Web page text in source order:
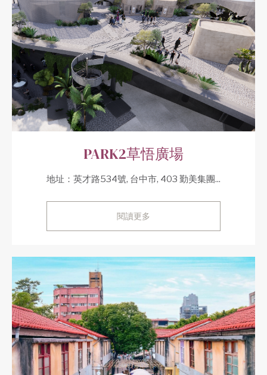
PARK2草悟廣場
地址：英才路534號, 台中市, 403 勤美集團...
閱讀更多